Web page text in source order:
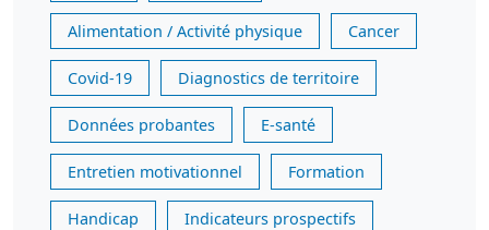
Alimentation / Activité physique Cancer
Covid-19 Diagnostics de territoire
Données probantes E-santé
Entretien motivationnel Formation
Handicap Indicateurs prospectifs